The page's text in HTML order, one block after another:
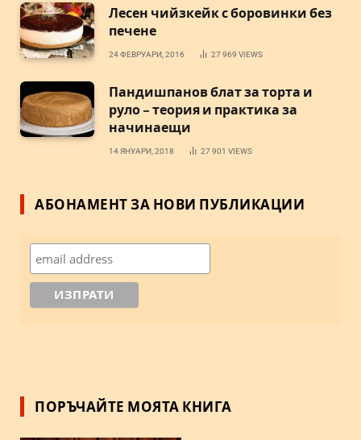
Лесен чийзкейк с боровинки без
печене
24 ФЕВРУАРИ, 2016 27 969 VIEWS
Пандишпанов блат за торта и
руло – теория и практика за
начинаещи
14 ЯНУАРИ, 2018 27 901 VIEWS
АБОНАМЕНТ ЗА НОВИ ПУБЛИКАЦИИ
ПОРЪЧАЙТЕ МОЯТА КНИГА